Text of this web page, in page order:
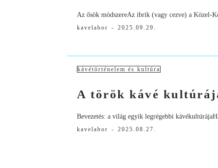
Az ősök módszereAz ibrik (vagy cezve) a Közel-
kavelabor - 2025.09.29.
kávétörténelem és kultúra
A török kávé
Bevezetés: a világ egyik legrégebbi
kavelabor - 2025.08.27.